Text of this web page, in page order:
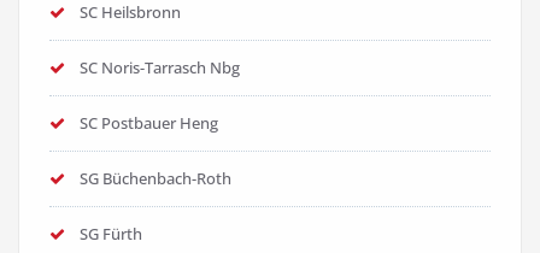
SC Heilsbronn
SC Noris-Tarrasch Nbg
SC Postbauer Heng
SG Büchenbach-Roth
SG Fürth